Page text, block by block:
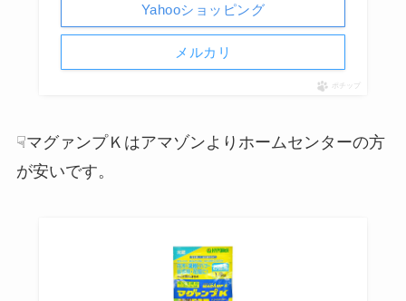
Yahooショッピング
メルカリ
ポチップ
☟マグァンプＫはアマゾンよりホームセンターの方
が安いです。